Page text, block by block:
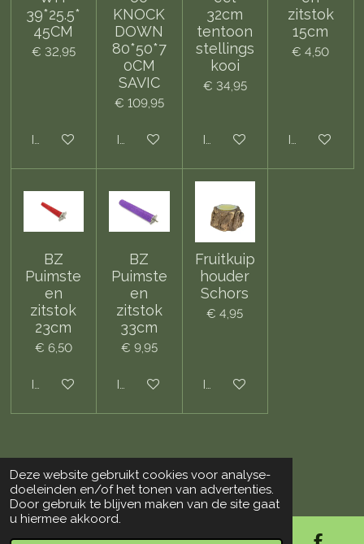
Deze website gebruikt cookies voor analyse-
doeleinden en/of het tonen van advertenties.
Door gebruik te blijven maken van de site gaat
u hiermee akkoord.
39*25.5*
45CM
€ 32,95
In winkelwagen
KNOCK
DOWN
80*50*7
0CM
SAVIC
€ 109,95
In winkelwagen
32cm
tentoon
stellings
kooi
€ 34,95
In winkelwagen
zitstok
15cm
€ 4,50
In
BZ
Puimste
en
zitstok
23cm
€ 6,50
In winkelwagen
BZ
Puimste
en
zitstok
33cm
€ 9,95
In winkelwagen
Fruitkuip
houder
Schors
€ 4,95
In winkelwagen
© 2018 - 2026 De Vogelloods Drachten